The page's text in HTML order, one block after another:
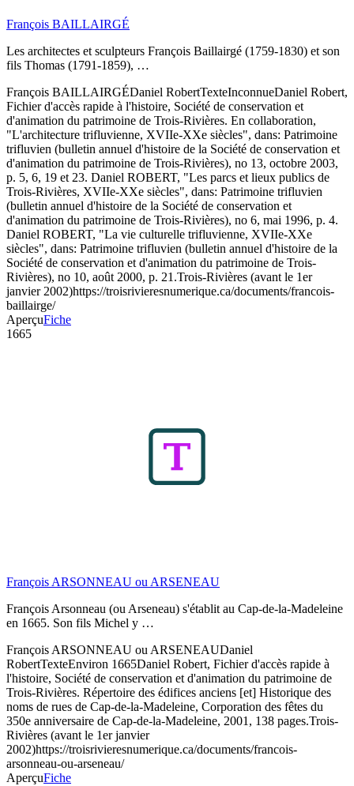
François BAILLAIRGÉ
Les architectes et sculpteurs François Baillairgé (1759-1830) et son
fils Thomas (1791-1859), …
François BAILLAIRGÉDaniel RobertTexteInconnueDaniel Robert,
Fichier d'accès rapide à l'histoire, Société de conservation et
d'animation du patrimoine de Trois-Rivières. En collaboration,
"L'architecture trifluvienne, XVIIe-XXe siècles", dans: Patrimoine
trifluvien (bulletin annuel d'histoire de la Société de conservation et
d'animation du patrimoine de Trois-Rivières), no 13, octobre 2003,
p. 5, 6, 19 et 23. Daniel ROBERT, "Les parcs et lieux publics de
Trois-Rivières, XVIIe-XXe siècles", dans: Patrimoine trifluvien
(bulletin annuel d'histoire de la Société de conservation et
d'animation du patrimoine de Trois-Rivières), no 6, mai 1996, p. 4.
Daniel ROBERT, "La vie culturelle trifluvienne, XVIIe-XXe
siècles", dans: Patrimoine trifluvien (bulletin annuel d'histoire de la
Société de conservation et d'animation du patrimoine de Trois-
Rivières), no 10, août 2000, p. 21.Trois-Rivières (avant le 1er
janvier 2002)https://troisrivieresnumerique.ca/documents/francois-
baillairge/
AperçuFiche
1665
François ARSONNEAU ou ARSENEAU
François Arsonneau (ou Arseneau) s'établit au Cap-de-la-Madeleine
en 1665. Son fils Michel y …
François ARSONNEAU ou ARSENEAUDaniel
RobertTexteEnviron 1665Daniel Robert, Fichier d'accès rapide à
l'histoire, Société de conservation et d'animation du patrimoine de
Trois-Rivières. Répertoire des édifices anciens [et] Historique des
noms de rues de Cap-de-la-Madeleine, Corporation des fêtes du
350e anniversaire de Cap-de-la-Madeleine, 2001, 138 pages.Trois-
Rivières (avant le 1er janvier
2002)https://troisrivieresnumerique.ca/documents/francois-
arsonneau-ou-arseneau/
AperçuFiche